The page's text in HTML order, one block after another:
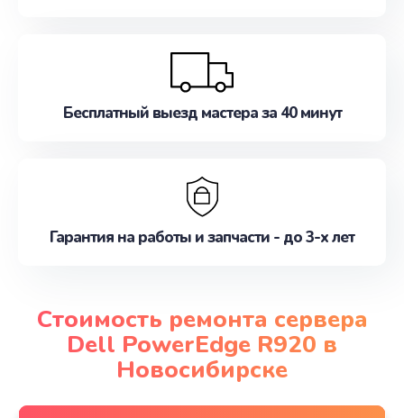
Бесплатный выезд мастера за 40 минут
Гарантия на работы и запчасти - до 3-х лет
Стоимость ремонта сервера
Dell PowerEdge R920 в
Новосибирске